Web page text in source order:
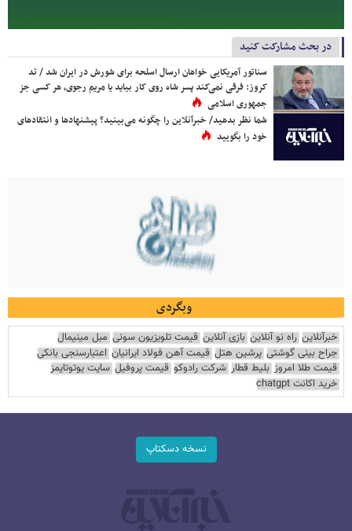
در بحث مشارکت کنید
سناتور آمریکایی خواهان ارسال اسلحه برای شورش در ایران شد / تد
کروز: فرقی نمی‌کند پسر شاه روی کار بیاید یا مریم رجوی، هر کسی جز
جمهوری اسلامی
شما نظر بدهید/ خبرآنلاین را چگونه می‌بینید؟ پیشنهادها و انتقادهای
خود را بگویید
وبگردی
خبرآنلاین راه نو آنلاین بازی آنلاین قیمت تلویزیون سونی مبل مینیمال
جراح بینی گوشتی پرشین هتل قیمت آهن فولاد ایرانیان اعتبارسنجی بانکی
قیمت طلا امروز بلیط قطار شرکت رادوکو قیمت پروفیل سایت یوتوتایمز
خرید اکانت chatgpt
نسخه دسکتاپ